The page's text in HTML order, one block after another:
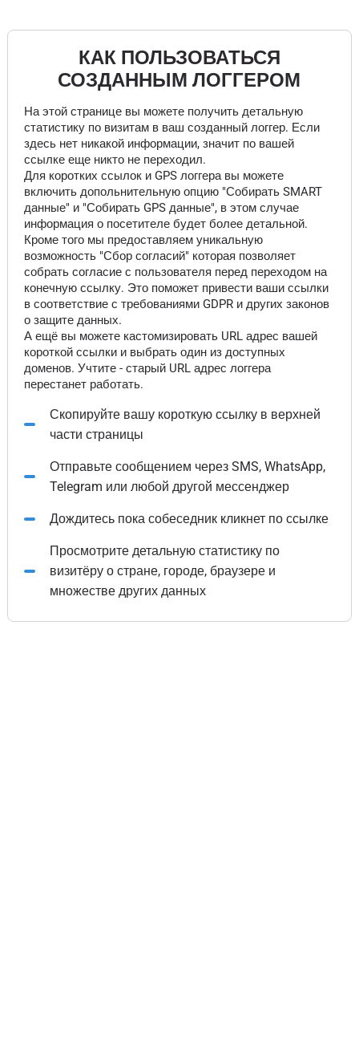
КАК ПОЛЬЗОВАТЬСЯ
СОЗДАННЫМ ЛОГГЕРОМ
На этой странице вы можете получить детальную
статистику по визитам в ваш созданный логгер. Если
здесь нет никакой информации, значит по вашей
ссылке еще никто не переходил.
Для коротких ссылок и GPS логгера вы можете
включить допольнительную опцию "Собирать SMART
данные" и "Собирать GPS данные", в этом случае
информация о посетителе будет более детальной.
Кроме того мы предоставляем уникальную
возможность "Сбор согласий" которая позволяет
собрать согласие с пользователя перед переходом на
конечную ссылку. Это поможет привести ваши ссылки
в соответствие с требованиями GDPR и других законов
о защите данных.
А ещё вы можете кастомизировать URL адрес вашей
короткой ссылки и выбрать один из доступных
доменов. Учтите - старый URL адрес логгера
перестанет работать.
Скопируйте вашу короткую ссылку в верхней
части страницы
Отправьте сообщением через SMS, WhatsApp,
Telegram или любой другой мессенджер
Дождитесь пока собеседник кликнет по ссылке
Просмотрите детальную статистику по
визитёру о стране, городе, браузере и
множестве других данных